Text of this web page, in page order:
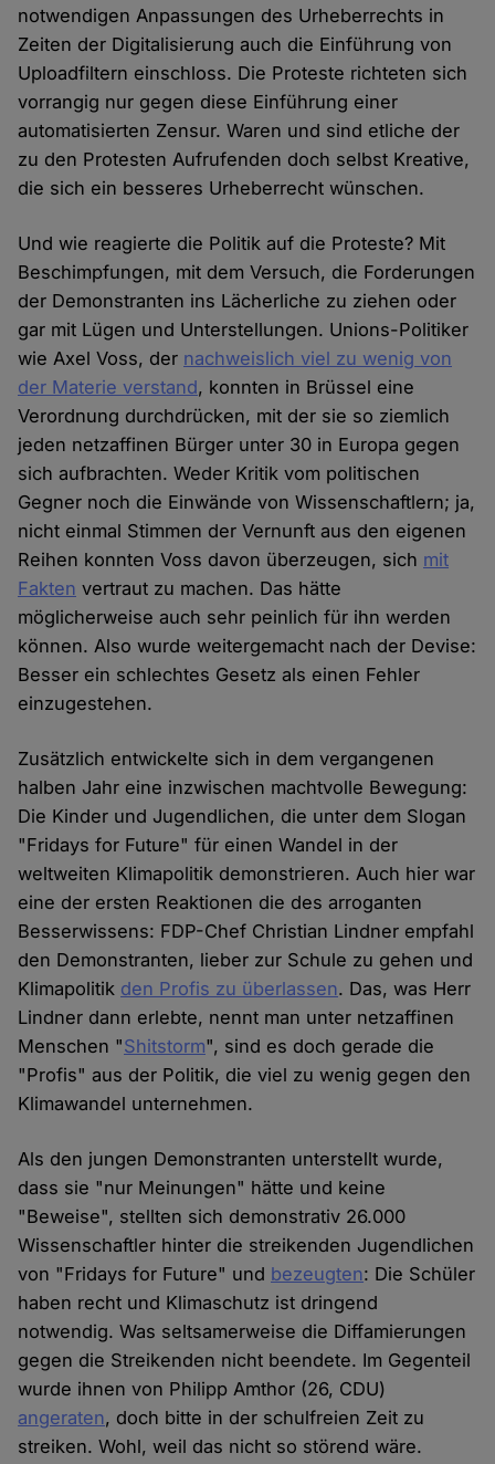
notwendigen Anpassungen des Urheberrechts in
Zeiten der Digitalisierung auch die Einführung von
Uploadfiltern einschloss. Die Proteste richteten sich
vorrangig nur gegen diese Einführung einer
automatisierten Zensur. Waren und sind etliche der
zu den Protesten Aufrufenden doch selbst Kreative,
die sich ein besseres Urheberrecht wünschen.
Und wie reagierte die Politik auf die Proteste? Mit
Beschimpfungen, mit dem Versuch, die Forderungen
der Demonstranten ins Lächerliche zu ziehen oder
gar mit Lügen und Unterstellungen. Unions-Politiker
wie Axel Voss, der nachweislich viel zu wenig von
der Materie verstand, konnten in Brüssel eine
Verordnung durchdrücken, mit der sie so ziemlich
jeden netzaffinen Bürger unter 30 in Europa gegen
sich aufbrachten. Weder Kritik vom politischen
Gegner noch die Einwände von Wissenschaftlern; ja,
nicht einmal Stimmen der Vernunft aus den eigenen
Reihen konnten Voss davon überzeugen, sich mit
Fakten vertraut zu machen. Das hätte
möglicherweise auch sehr peinlich für ihn werden
können. Also wurde weitergemacht nach der Devise:
Besser ein schlechtes Gesetz als einen Fehler
einzugestehen.
Zusätzlich entwickelte sich in dem vergangenen
halben Jahr eine inzwischen machtvolle Bewegung:
Die Kinder und Jugendlichen, die unter dem Slogan
"Fridays for Future" für einen Wandel in der
weltweiten Klimapolitik demonstrieren. Auch hier war
eine der ersten Reaktionen die des arroganten
Besserwissens: FDP-Chef Christian Lindner empfahl
den Demonstranten, lieber zur Schule zu gehen und
Klimapolitik den Profis zu überlassen. Das, was Herr
Lindner dann erlebte, nennt man unter netzaffinen
Menschen "Shitstorm", sind es doch gerade die
"Profis" aus der Politik, die viel zu wenig gegen den
Klimawandel unternehmen.
Als den jungen Demonstranten unterstellt wurde,
dass sie "nur Meinungen" hätte und keine
"Beweise", stellten sich demonstrativ 26.000
Wissenschaftler hinter die streikenden Jugendlichen
von "Fridays for Future" und bezeugten: Die Schüler
haben recht und Klimaschutz ist dringend
notwendig. Was seltsamerweise die Diffamierungen
gegen die Streikenden nicht beendete. Im Gegenteil
wurde ihnen von Philipp Amthor (26, CDU)
angeraten, doch bitte in der schulfreien Zeit zu
streiken. Wohl, weil das nicht so störend wäre.